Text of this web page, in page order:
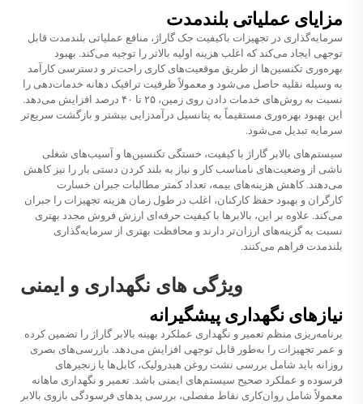
مزایای عملیاتی بلندمدت
سرمایه‌گذاری در تجهیزات باکیفیت جک گاراژ، منافع عملیاتی بلندمدت قابل
توجهی ایجاد می‌کند که اغلب هزینه اولیه بالاتر را توجیه می‌کند. بهبود
بهره‌وری تکنسین‌ها از طریق موقعیت‌های کاری راحت‌تر و دسترسی کارآمد
به وسیله نقلیه حاصل می‌شود و معمولاً ظرفیت ترافیک دهانه خدمات‌دهی را
نسبت به روش‌های خدمات دادن روی زمین، ۲۵ تا ۴۰ درصد افزایش می‌دهد.
این بهبود بهره‌وری مستقیماً به پتانسیل درآمدزایی بیشتر و بازگشت سریع‌تر
سرمایه تبدیل می‌شود.
سیستم‌های بالابر گاراژ با کیفیت، خستگی تکنسین‌ها و آسیب‌های شغلی
ناشی از وضعیت‌های نامناسب کار و نیاز به بلند کردن دستی بار را نیز کاهش
می‌دهند. کاهش هزینه‌های بیمه، تعداد کمتر مطالبات جبران خسارت
کارگران و بهبود حفظ کارکنان، اغلب در طول زمان هزینه تجهیزات را جبران
می‌کند. علاوه بر این، بالابرها با کیفیت حرفه‌ای ارزش فروش مجدد بهتری
نسبت به گزینه‌های ارزان‌تر دارند و محافظت بهتری از سرمایه‌گذاری
بلندمدت فراهم می‌کنند.
ویژگی های نگهداری و ایمنی
نیازهای نگهداری پیشگیرانه
برنامه‌ریزی منظم تعمیر و نگهداری عملکرد بهینه بالابر گاراژ را تضمین کرده
و عمر تجهیزات را به‌طور قابل توجهی افزایش می‌دهد. بازرسی‌های بصری
روزانه باید شامل بررسی نشت روغن هیدرولیک، کابل‌ها یا زنجیرهای
فرسوده و عملکرد صحیح سیستم‌های ایمنی باشد. تعمیر و نگهداری ماهانه
معمولاً شامل روان‌کاری نقاط مفصلی، بررسی پدهای فرسودگی بازوی بالابر